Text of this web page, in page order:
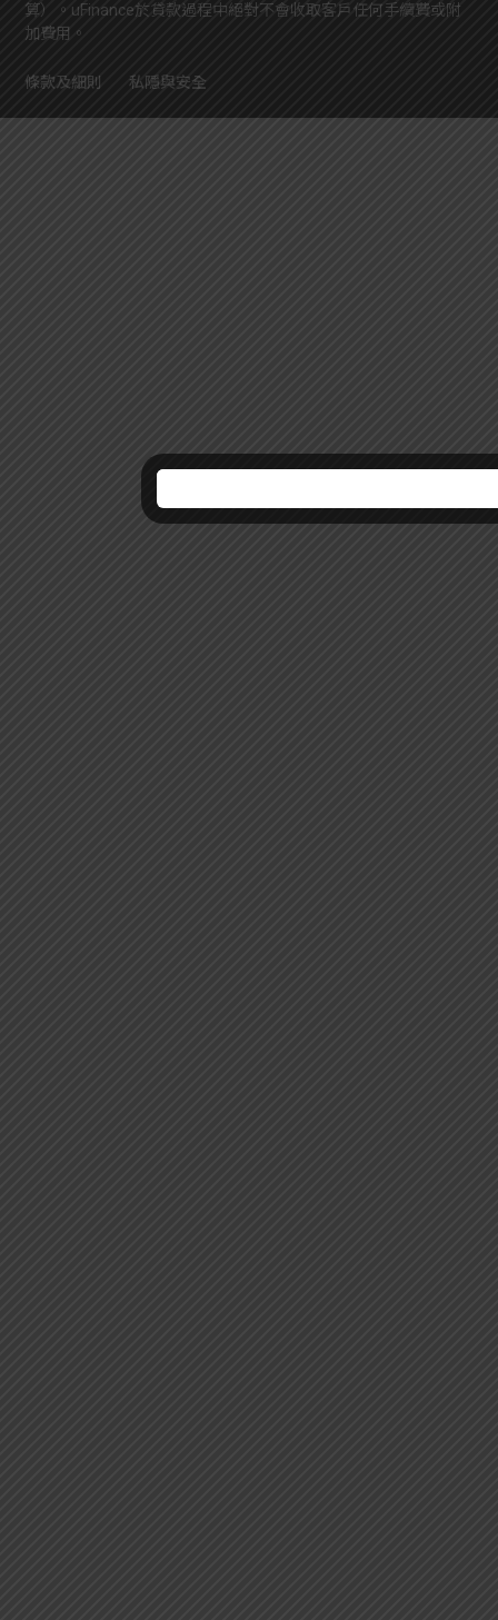
算）。uFinance於貸款過程中絕對不會收取客戶任何手續費或附
加費用。
條款及細則 私隱與安全